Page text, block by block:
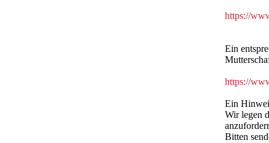
https://
Ein
https://
Ein
Wir legen
Bitten